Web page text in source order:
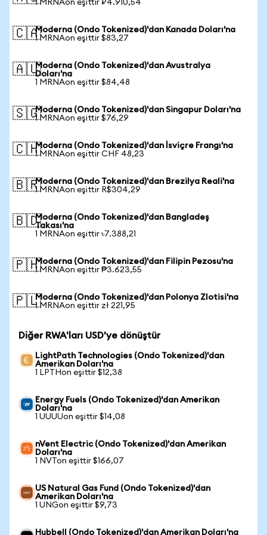
1 MRNAon eşittir ₽4.910,54
🇨🇦Moderna (Ondo Tokenized)'dan Kanada Doları'na
1 MRNAon eşittir $83,27
🇦🇺Moderna (Ondo Tokenized)'dan Avustralya
Doları'na
1 MRNAon eşittir $84,48
🇸🇬Moderna (Ondo Tokenized)'dan Singapur Doları'na
1 MRNAon eşittir $76,29
🇨🇭Moderna (Ondo Tokenized)'dan İsviçre Frangı'na
1 MRNAon eşittir CHF 48,23
🇧🇷Moderna (Ondo Tokenized)'dan Brezilya Reali'na
1 MRNAon eşittir R$304,29
🇧🇩Moderna (Ondo Tokenized)'dan Bangladeş
Takası'na
1 MRNAon eşittir ৳7.388,21
🇵🇭Moderna (Ondo Tokenized)'dan Filipin Pezosu'na
1 MRNAon eşittir ₱3.623,55
🇵🇱Moderna (Ondo Tokenized)'dan Polonya Zlotisi'na
1 MRNAon eşittir zł 221,95
Diğer RWA'ları USD'ye dönüştür
LightPath Technologies (Ondo Tokenized)'dan
Amerikan Doları'na
1 LPTHon eşittir $12,38
Energy Fuels (Ondo Tokenized)'dan Amerikan
Doları'na
1 UUUUon eşittir $14,08
nVent Electric (Ondo Tokenized)'dan Amerikan
Doları'na
1 NVTon eşittir $166,07
US Natural Gas Fund (Ondo Tokenized)'dan
Amerikan Doları'na
1 UNGon eşittir $9,73
Hubbell (Ondo Tokenized)'dan Amerikan Doları'na